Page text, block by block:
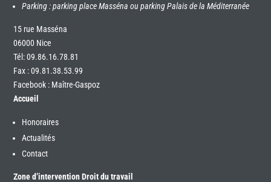
Parking : parking place Masséna ou parking Palais de la Méditerranée
15 rue Masséna
06000 Nice
Tél:09.86.16.78.81
Fax : 09.81.38.53.99
Facebook : Maître-Gaspoz
Accueil
Honoraires
Actualités
Contact
Zone d’intervention Droit du travail